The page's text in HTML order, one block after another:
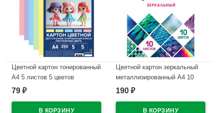
Цветной картон тонированный
А4 5 листов 5 цветов
мелованный двусторонний
250 г/м арт 8114528
79 ₽
Цветной картон зеркальный
металлизированный А4 10
листов 10 цветов
Мозаика в папке
190 ₽